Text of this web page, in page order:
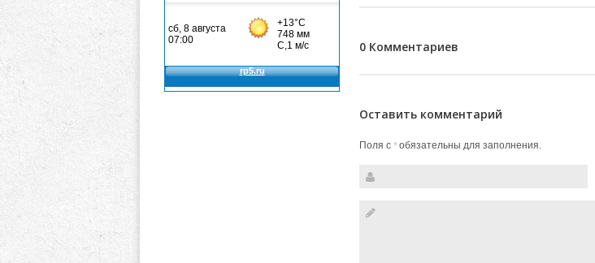
0 Комментариев
Оставить комментарий
Поля с *обязательны для заполнения.